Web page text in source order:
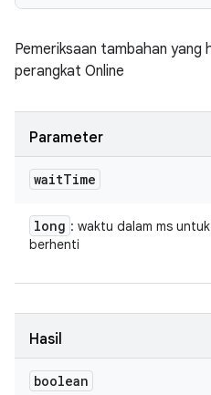
Pemeriksaan tambahan yang
perangkat Online
Parameter
waitTime
long : waktu dalam ms
berhenti
Hasil
boolean